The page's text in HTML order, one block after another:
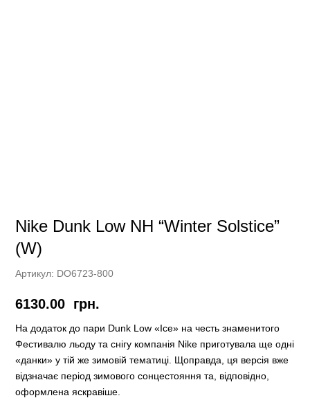
Nike Dunk Low NH “Winter Solstice”
(W)
Артикул: DO6723-800
6130.00 грн.
На додаток до пари Dunk Low «Ice» на честь знаменитого
Фестивалю льоду та снігу компанія Nike приготувала ще одні
«данки» у тій же зимовій тематиці. Щоправда, ця версія вже
відзначає період зимового сонцестояння та, відповідно,
оформлена яскравіше.